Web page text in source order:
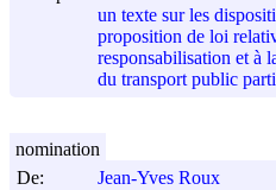
un texte sur les
proposition de loi
responsabilisation et à
du transport public
De:
Jean-Yves Roux
nomination